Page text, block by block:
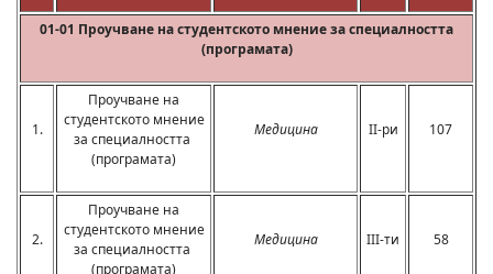
01-01 Проучване на студентското мнение за специалността
(програмата)
1.
Проучване на
студентското мнение
за специалността
(програмата)
Медицина II-ри 107
2.
Проучване на
студентското мнение
за специалността
(програмата)
Медицина III-ти 58